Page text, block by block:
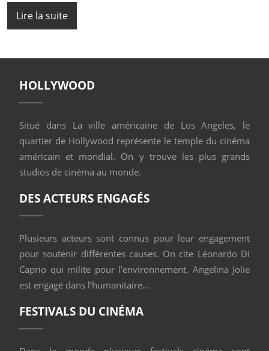
Lire la suite
HOLLYWOOD
Situé dans La ville américaine de Los Angeles, le
quartier de Hollywood représente le temple du cinéma
américain et mondial. On y trouve les plus grands
studios de cinéma au monde.
DES ACTEURS ENGAGÉS
Plusieurs acteurs sont connus pour leur engagement
pour soutenir différentes causes. On cite Léonardo Di
Caprio qui milite pour l’environnement, Angelina Jolie
est engagé dans l’humanitaire…
FESTIVALS DU CINÉMA